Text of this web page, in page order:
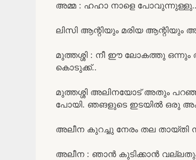
അമ്മ : ഹഹാ നാളെ
ലിസി ആന്റിയും മരിയ ആന്റിയും
മുത്തശ്ശി : നീ ഈ ലോകത്തു
കൊടുക്ക്..
മുത്തശ്ശി അലിനയോട് അതും
പോയി. ഞങളുടെ ഇടയിൽ ഒരു
അലീന കുറച്ചു നേരം തല തായ്‌തി
അലീന : ഞാൻ കുടിക്കാൻ